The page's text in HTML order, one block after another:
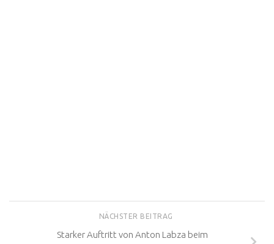
NÄCHSTER BEITRAG
Starker Auftritt von Anton Labza beim